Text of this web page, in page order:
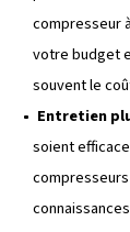
PLANIFIEZ UN
PRODUIT DE